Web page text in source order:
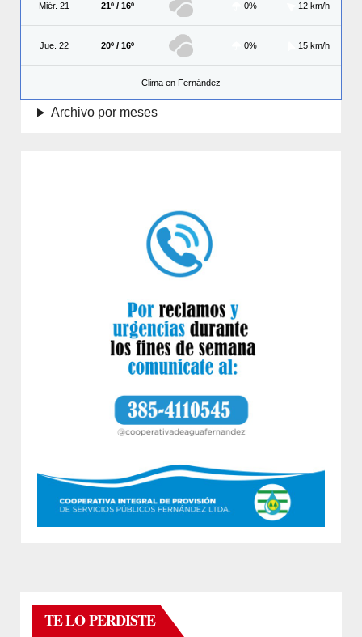
Miér. 21 21º / 16º 0% 12 km/h
Jue. 22 20º / 16º 0% 15 km/h
Clima en Fernández
Archivo por meses
TE LO PERDISTE